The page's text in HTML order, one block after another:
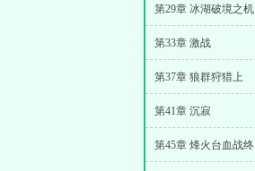
第29章 冰湖破境之机
第33章 激战
第37章 狼群狩猎上
第41章 沉寂
第45章 烽火台血战终